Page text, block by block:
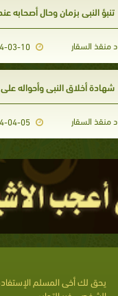
تنبؤ النبي بزمان وحال أصحابه
د منقذ السقار
شهادة أخلاق النبي وأحواله على
د منقذ السقار
يحق لك أخى المسلم